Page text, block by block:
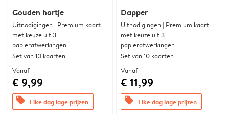
Gouden hartje
Uitnodigingen | Premium kaart
met keuze uit 3
papierafwerkingen
Set van 10 kaarten
Vanaf
€ 9,99
offers Elke dag lage prijzen
Dapper
Uitnodigingen | Premium kaart
met keuze uit 3
papierafwerkingen
Set van 10 kaarten
Vanaf
€ 11,99
offers Elke dag lage prijzen